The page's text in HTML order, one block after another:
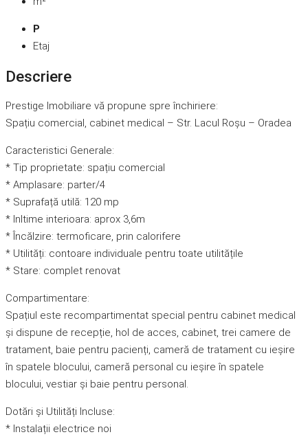
P
Etaj
Descriere
Prestige Imobiliare vă propune spre închiriere:
Spațiu comercial, cabinet medical – Str. Lacul Roșu – Oradea
Caracteristici Generale:
* Tip proprietate: spațiu comercial
* Amplasare: parter/4
* Suprafață utilă: 120 mp
* Inltime interioara: aprox 3,6m
* Încălzire: termoficare, prin calorifere
* Utilități: contoare individuale pentru toate utilitățile
* Stare: complet renovat
Compartimentare:
Spațiul este recompartimentat special pentru cabinet medical
și dispune de recepție, hol de acces, cabinet, trei camere de
tratament, baie pentru pacienți, cameră de tratament cu ieșire
în spatele blocului, cameră personal cu ieșire în spatele
blocului, vestiar și baie pentru personal.
Dotări și Utilități Incluse:
* Instalații electrice noi